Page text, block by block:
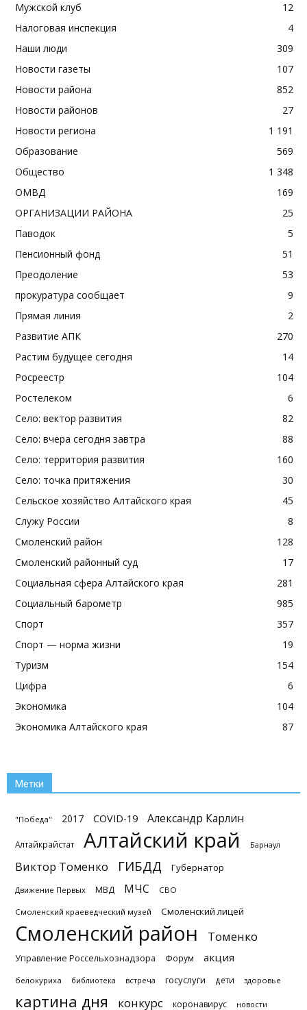
Мужской клуб
12
Налоговая инспекция
4
Наши люди
309
Новости газеты
107
Новости района
852
Новости районов
27
Новости региона
1 191
Образование
569
Общество
1 348
ОМВД
169
ОРГАНИЗАЦИИ РАЙОНА
25
Паводок
5
Пенсионный фонд
51
Преодоление
53
прокуратура сообщает
9
Прямая линия
2
Развитие АПК
270
Растим будущее сегодня
14
Росреестр
104
Ростелеком
6
Село: вектор развития
82
Село: вчера сегодня завтра
88
Село: территория развития
160
Село: точка притяжения
30
Сельское хозяйство Алтайского края
45
Служу России
8
Смоленский район
128
Смоленский районный суд
17
Социальная сфера Алтайского края
281
Социальный барометр
985
Спорт
357
Спорт — норма жизни
19
Туризм
154
Цифра
6
Экономика
104
Экономика Алтайского края
87
Метки
"Победа" 2017 COVID-19 Александр Карлин
Алтайкрайстат Алтайский край Барнаул
Виктор Томенко ГИБДД Губернатор
Движение Первых МВД МЧС СВО
Смоленский краеведческий музей Смоленский лицей
Смоленский район Томенко
Управление Россельхознадзора Форум акция
белокуриха библиотека встреча госуслуги дети здоровье
картина дня конкурс коронавирус новости